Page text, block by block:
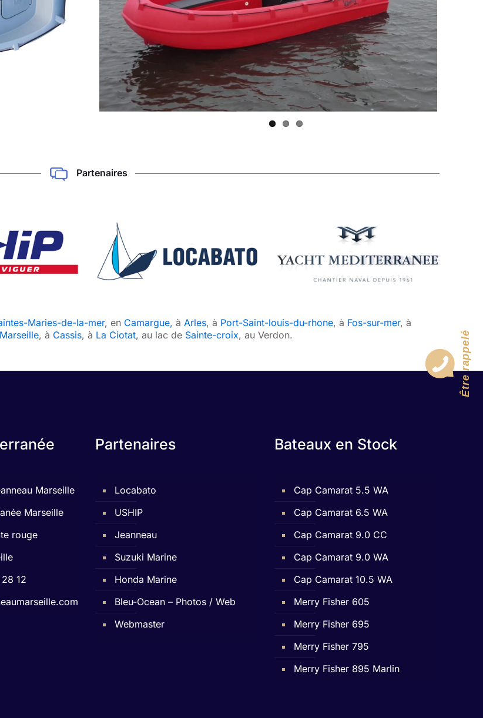
Partenaires
Maries-de-la-mer, en Camargue, àArles, à Port-Saint-louis-du-rhone, à Fos-sur-mer, à
Marseille, à Cassis, à La Ciotat, au lac de Sainte-croix, au Verdon.
Marseille
Marseille
rouge
12
Partenaires
Locabato
USHIP
Jeanneau
Suzuki Marine
Honda Marine
Bleu-Ocean – Photos / Web
Webmaster
Bateaux en Stock
Cap Camarat 5.5 WA
Cap Camarat 6.5 WA
Cap Camarat 9.0 CC
Cap Camarat 9.0 WA
Cap Camarat 10.5 WA
Merry Fisher 605
Merry Fisher 695
Merry Fisher 795
Merry Fisher 895 Marlin
Être rappelé